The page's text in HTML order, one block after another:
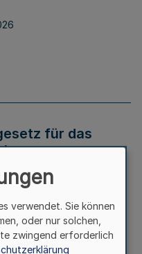
für das
-
verwendet. Sie können
oder nur solchen,
zwingend erforderlich